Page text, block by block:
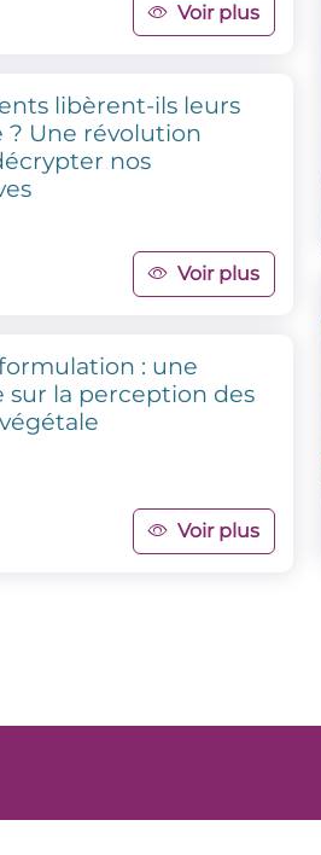
Voir plus
libèrent-ils leurs
? Une révolution
nos
Voir plus
: une
sur la perception des
Voir plus